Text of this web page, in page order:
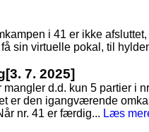
i 41 er ikke
sin virtuelle pokal, til
[3. 7. 2025]
d.d. kun 5 partier i
er den igangværende
nr. 41 er færdig... Læs